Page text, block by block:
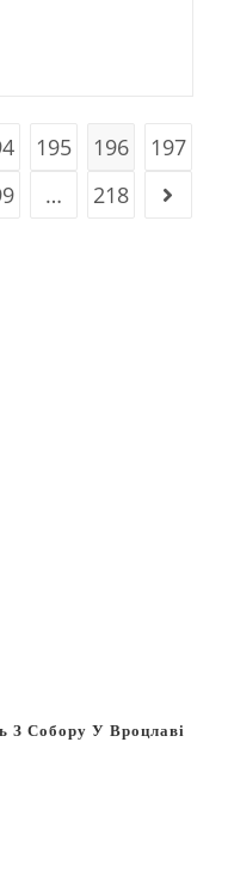
195 196
197
… 218
З Собору У Вроцлаві